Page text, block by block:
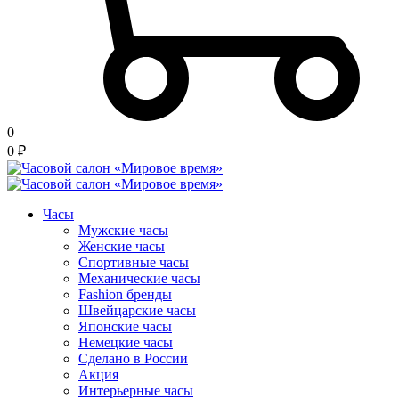
0
0 ₽
Часы
Мужские часы
Женские часы
Спортивные часы
Механические часы
Fashion бренды
Швейцарские часы
Японские часы
Немецкие часы
Сделано в России
Акция
Интерьерные часы